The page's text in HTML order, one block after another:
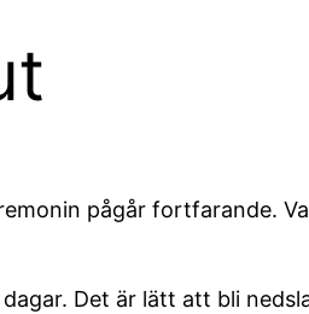
pågår fortfarande.
Det är lätt att bli